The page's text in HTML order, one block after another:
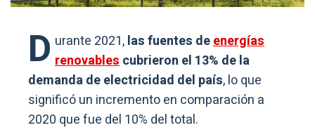
D urante 2021,las fuentes deenergías
renovablescubrieron el 13% de la
demanda de electricidad del país, lo que
significó un incremento en comparación a
2020 que fue del 10% del total.